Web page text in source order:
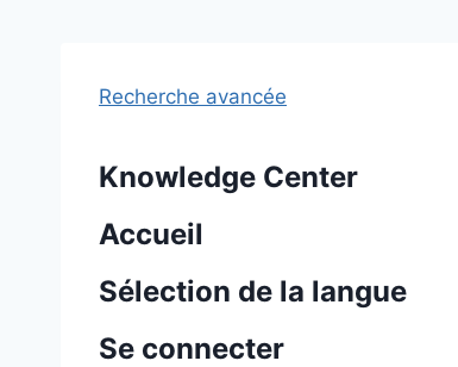
Recherche avancée
Knowledge Center
Accueil
Sélection de la langue
Se connecter